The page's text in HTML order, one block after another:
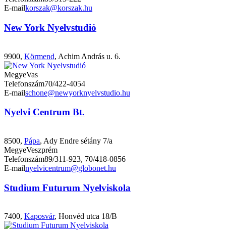
E-mailkorszak@korszak.hu
New York Nyelvstudió
9900, Körmend, Achim András u. 6.
MegyeVas
Telefonszám70/422-4054
E-mailschone@newyorknyelvstudio.hu
Nyelvi Centrum Bt.
8500, Pápa, Ady Endre sétány 7/a
MegyeVeszprém
Telefonszám89/311-923, 70/418-0856
E-mailnyelvicentrum@globonet.hu
Studium Futurum Nyelviskola
7400, Kaposvár, Honvéd utca 18/B